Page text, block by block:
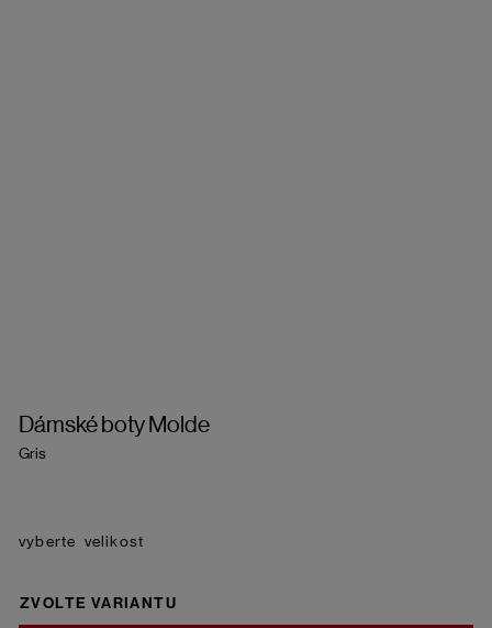
Dámské boty Molde
Gris
velikost
ZVOLTE VARIANTU